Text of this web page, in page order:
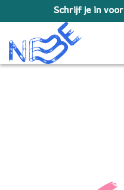
Schrijf je in